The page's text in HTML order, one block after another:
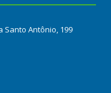
Santo Antônio, 199